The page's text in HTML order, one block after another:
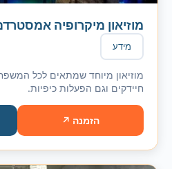
מוזיאון מיקרופיה
מידע
מוזיאון מיוחד שמתאים לכל
חיידקים וגם הפעלות כיפיות.
הזמנה ↗